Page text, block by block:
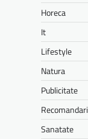
Horeca
It
Lifestyle
Natura
Publicitate
Recomandari
Sanatate